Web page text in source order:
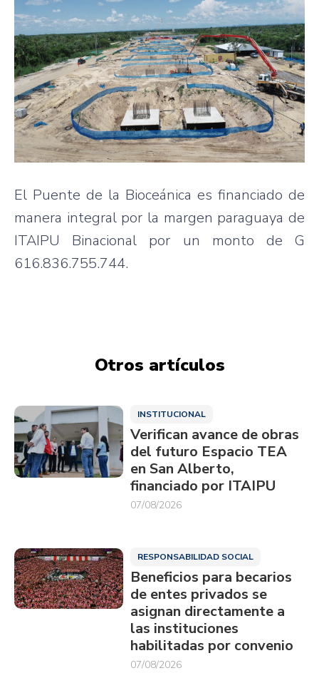
El Puente de la Bioceánica es financiado de
manera integral por la margen paraguaya de
ITAIPU Binacional por un monto de G
616.836.755.744.
Otros artículos
INSTITUCIONAL
Verifican avance de obras
del futuro Espacio TEA
en San Alberto,
financiado por ITAIPU
07/08/2026
RESPONSABILIDAD SOCIAL
Beneficios para becarios
de entes privados se
asignan directamente a
las instituciones
habilitadas por convenio
07/08/2026